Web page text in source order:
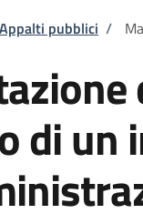
pane
Appalti pubblici /
di un